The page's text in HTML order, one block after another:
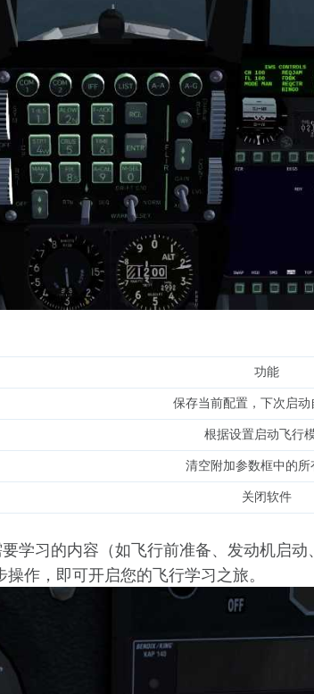
功能
保存当前配置，下次启动
根据设置启动飞行
清空附加参数框中的所
关闭软件
学习的内容（如飞行前准备、发动机启
作，即可开启您的飞行学习之旅。